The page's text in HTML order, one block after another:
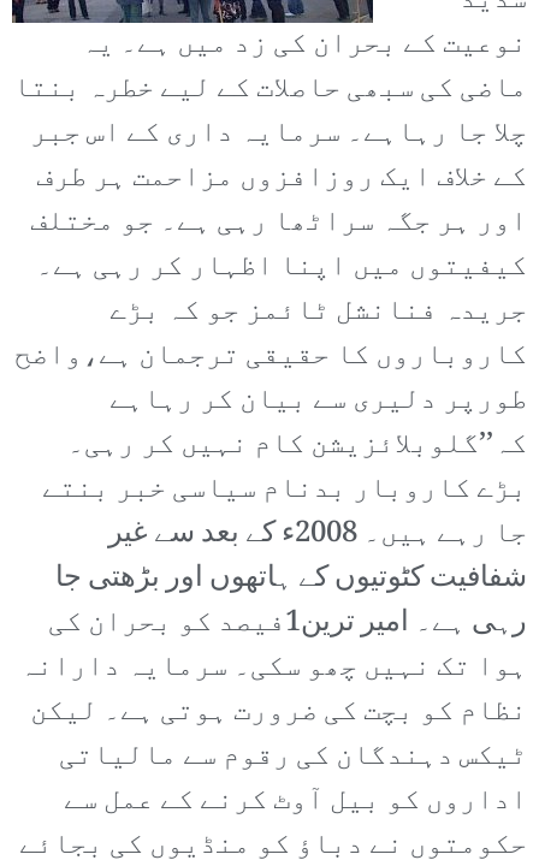
نوعیت کے بحران کی زد میں ہے۔ یہ
ماضی کی سبھی حاصلات کے لیے خطرہ بنتا
چلا جا رہاہے۔ سرمایہ داری کے اس جبر
کے خلاف ایک روزافزوں مزاحمت ہر طرف
اور ہر جگہ سراٹھا رہی ہے۔ جو مختلف
کیفیتوں میں اپنا اظہار کر رہی ہے۔
جریدہ فنانشل ٹائمز جو کہ بڑے
کاروباروں کا حقیقی ترجمان ہے،واضح
طورپر دلیری سے بیان کر رہاہے
کہ’’گلوبلائزیشن کام نہیں کر رہی۔
بڑے کاروبار بدنام سیاسی خبر بنتے
جا رہے ہیں۔ 2008ء کے بعد سے غیر
شفافیت کٹوتیوں کے ہاتھوں اور بڑھتی جا
رہی ہے۔ امیر ترین1فیصد کو بحران کی
ہوا تک نہیں چھو سکی۔ سرمایہ دارانہ
نظام کو بچت کی ضرورت ہوتی ہے۔ لیکن
ٹیکس دہندگان کی رقوم سے مالیاتی
اداروں کو بیل آوٹ کرنے کے عمل سے
حکومتوں نے دباؤ کو منڈیوں کی بجائے